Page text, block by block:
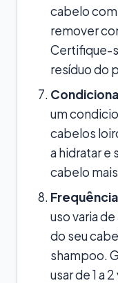
cabelo com
remover
Certifique-
resíduo do
um
cabelos
a hidratar e
cabelo
uso varia
do seu
shampoo.
usar de 1 a